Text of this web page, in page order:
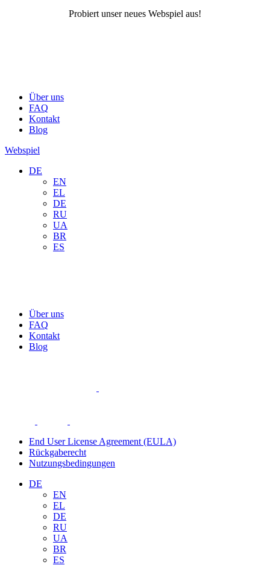
Probiert unser neues Webspiel aus!
Über uns
FAQ
Kontakt
Blog
Webspiel
DE
EN
EL
DE
RU
UA
BR
ES
Über uns
FAQ
Kontakt
Blog
End User License Agreement (EULA)
Rückgaberecht
Nutzungsbedingungen
DE
EN
EL
DE
RU
UA
BR
ES